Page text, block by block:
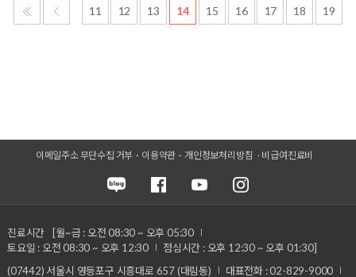
11 12 13 14 15 16 17 18 19
이메일주소 무단수집 거부 이용약관 개인정보처리방침 비급여진료비
진료시간
[월~금 : 오전 08:30 ~ 오후 05:30
토요일 : 오전 08:30 ~ 오후 12:30
점심시간 : 오후 12:30 ~ 오후 01:30]
(07442) 서울시 영등포구 시흥대로 657 (대림동)
대표전화 : 02-829-9000